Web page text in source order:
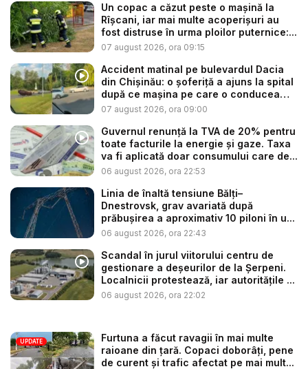
Un copac a căzut peste o mașină la
Rîșcani, iar mai multe acoperișuri au
fost distruse în urma ploilor puternice:...
07 august 2026, ora 09:15
Accident matinal pe bulevardul Dacia
din Chișinău: o șoferiță a ajuns la spital
după ce mașina pe care o conducea
s-...
07 august 2026, ora 09:00
Guvernul renunță la TVA de 20% pentru
toate facturile la energie și gaze. Taxa
va fi aplicată doar consumului care de...
06 august 2026, ora 22:53
Linia de înaltă tensiune Bălți–
Dnestrovsk, grav avariată după
prăbușirea a aproximativ 10 piloni în u...
06 august 2026, ora 22:43
Scandal în jurul viitorului centru de
gestionare a deșeurilor de la Șerpeni.
Localnicii protestează, iar autoritățile ...
06 august 2026, ora 22:02
UPDATE
Furtuna a făcut ravagii în mai multe
raioane din țară. Copaci doborâți, pene
de curent și trafic afectat pe mai mult...